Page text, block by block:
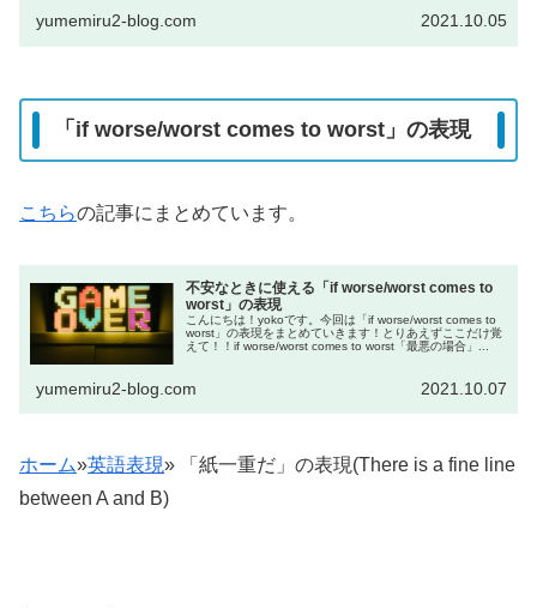
yumemiru2-blog.com 2021.10.05
「if worse/worst comes to worst」の表現
こちらの記事にまとめています。
不安なときに使える「if worse/worst comes to
worst」の表現
こんにちは！yokoです。今回は「if worse/worst comes to
worst」の表現をまとめていきます！とりあえずここだけ覚
えて！！if worse/worst comes to worst「最悪の場合」...
yumemiru2-blog.com 2021.10.07
ホーム»英語表現» 「紙一重だ」の表現(There is a fine line
between A and B)